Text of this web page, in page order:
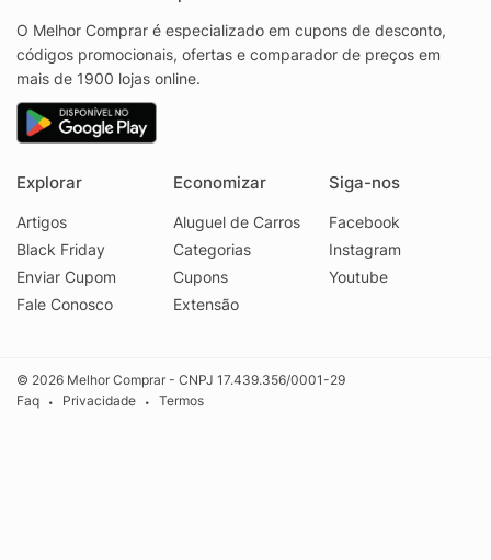
O Melhor Comprar é especializado em cupons de desconto,
códigos promocionais, ofertas e comparador de preços em
mais de 1900 lojas online.
Explorar
Artigos
Black Friday
Enviar Cupom
Fale Conosco
Economizar
Aluguel de Carros
Categorias
Cupons
Extensão
Siga-nos
Facebook
Instagram
Youtube
© 2026 Melhor Comprar - CNPJ 17.439.356/0001-29
Faq
• Privacidade • Termos